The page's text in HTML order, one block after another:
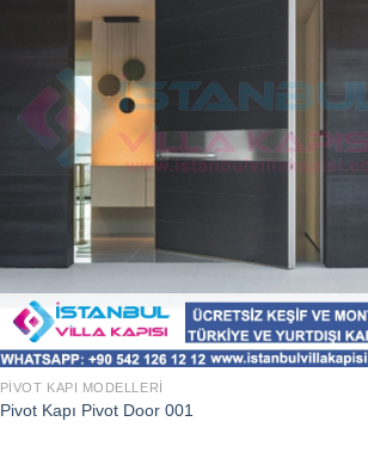
PIVOT KAPI MODELLERI
Pivot Kapı Pivot Door 001